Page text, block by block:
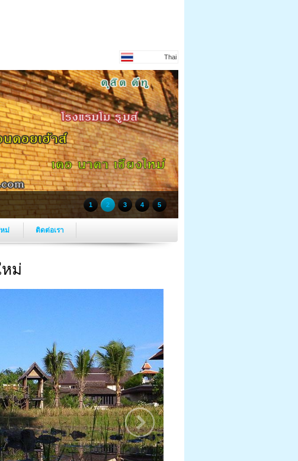
Thai
1 2 3 4 5
หม่ ติดต่อเรา
ม่